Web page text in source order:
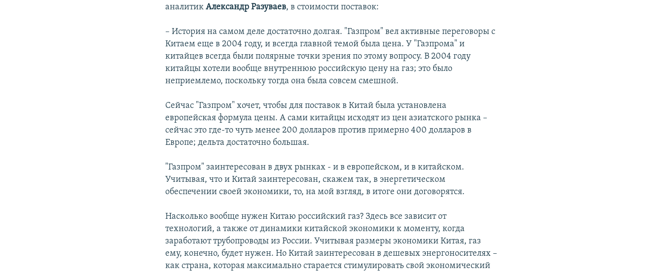
аналитикАлександр Разуваев, в стоимости поставок:
– История на самом деле достаточно долгая. "Газпром" вел активные переговоры с
Китаем еще в 2004 году, и всегда главной темой была цена. У "Газпрома" и
китайцев всегда были полярные точки зрения по этому вопросу. В 2004 году
китайцы хотели вообще внутреннюю российскую цену на газ; это было
неприемлемо, поскольку тогда она была совсем смешной.
Сейчас "Газпром" хочет, чтобы для поставок в Китай была установлена
европейская формула цены. А сами китайцы исходят из цен азиатского рынка –
сейчас это где-то чуть менее 200 долларов против примерно 400 долларов в
Европе; дельта достаточно большая.
"Газпром" заинтересован в двух рынках - и в европейском, и в китайском.
Учитывая, что и Китай заинтересован, скажем так, в энергетическом
обеспечении своей экономики, то, на мой взгляд, в итоге они договорятся.
Насколько вообще нужен Китаю российский газ? Здесь все зависит от
технологий, а также от динамики китайской экономики к моменту, когда
заработают трубопроводы из России. Учитывая размеры экономики Китая, газ
ему, конечно, будет нужен. Но Китай заинтересован в дешевых энергоносителях –
как страна, которая максимально старается стимулировать свой экономический